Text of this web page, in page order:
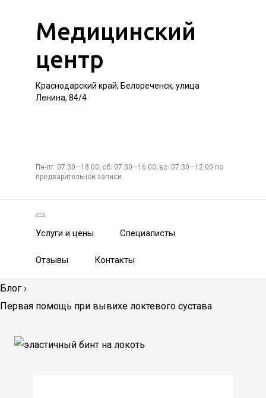
Медицинский
центр
Краснодарский край, Белореченск, улица
Ленина, 84/4
Пн-пт: 07:30—18:00; сб: 07:30—16:00; вс: 07:30—12:00 по
предварительной записи
Услуги и цены Специалисты
Отзывы Контакты
Блог ›
Первая помощь при вывихе локтевого сустава